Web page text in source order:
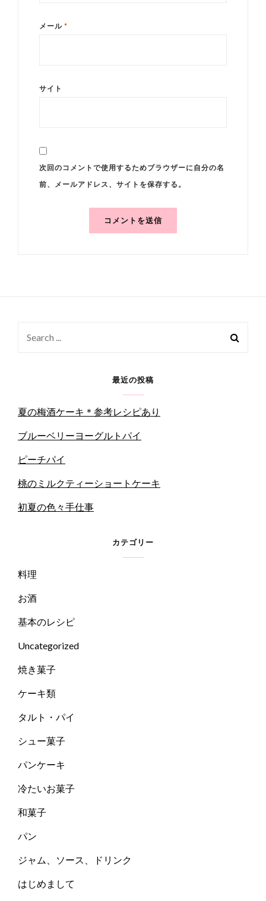
メール *
サイト
次回のコメントで使用するためブラウザーに自分の名
前、メールアドレス、サイトを保存する。
最近の投稿
夏の梅酒ケーキ＊参考レシピあり
ブルーベリーヨーグルトパイ
ピーチパイ
桃のミルクティーショートケーキ
初夏の色々手仕事
カテゴリー
料理
お酒
基本のレシピ
Uncategorized
焼き菓子
ケーキ類
タルト・パイ
シュー菓子
パンケーキ
冷たいお菓子
和菓子
パン
ジャム、ソース、ドリンク
はじめまして